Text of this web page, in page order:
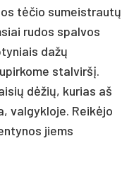
tėčio sumeistrautų
rudos spalvos
dažų
stalviršį.
dėžių, kurias aš
valgykloje. Reikėjo
jiems